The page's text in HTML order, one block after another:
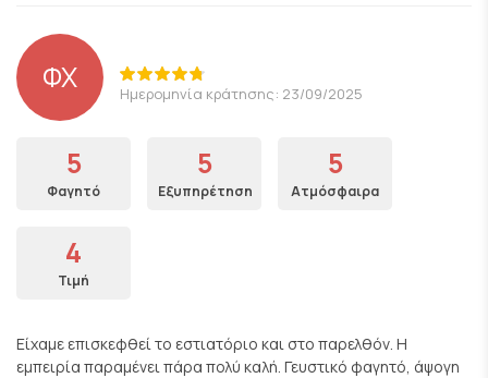
ΦΧ Ημερομηνία κράτησης: 23/09/2025
5
Φαγητό
5
Εξυπηρέτηση
5
Ατμόσφαιρα
4
Τιμή
Είχαμε επισκεφθεί το εστιατόριο και στο παρελθόν. Η
εμπειρία παραμένει πάρα πολύ καλή. Γευστικό φαγητό, άψογη